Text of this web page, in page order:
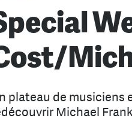
plateau de musiciens
Michael